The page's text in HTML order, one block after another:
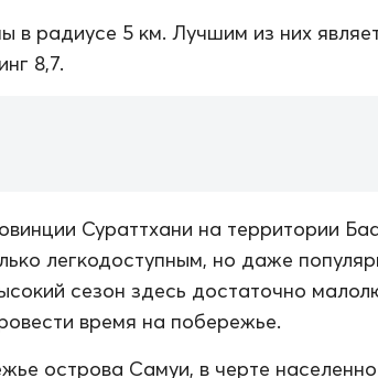
в радиусе 5 км. Лучшим из них
8,7.
Сураттхани на территории
легкодоступным, но даже
сезон здесь достаточно
время на побережье.
острова Самуи, в черте